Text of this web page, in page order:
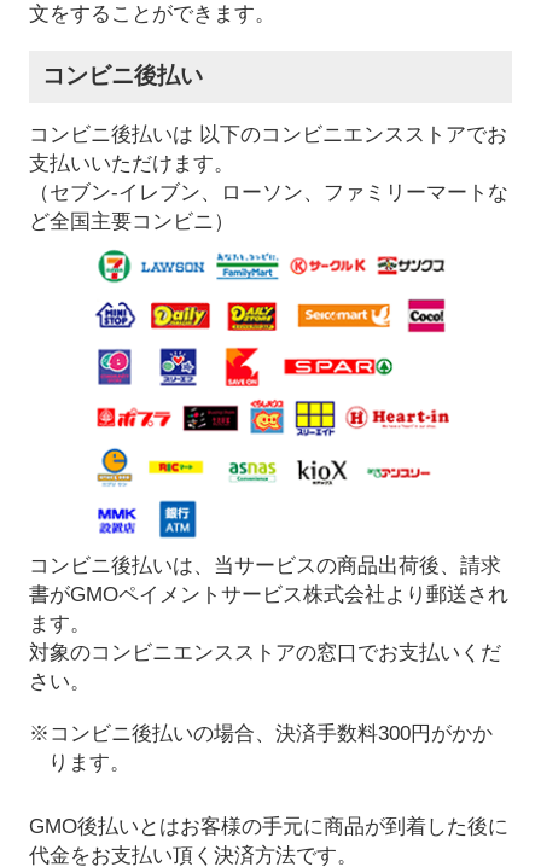
文をすることができます。
コンビニ後払い
コンビニ後払いは 以下のコンビニエンスストアでお
支払いいただけます。
（セブン-イレブン、ローソン、ファミリーマートな
ど全国主要コンビニ）
コンビニ後払いは、当サービスの商品出荷後、請求
書がGMOペイメントサービス株式会社より郵送され
ます。
対象のコンビニエンスストアの窓口でお支払いくだ
さい。
※コンビニ後払いの場合、決済手数料300円がかか
ります。
GMO後払いとはお客様の手元に商品が到着した後に
代金をお支払い頂く決済方法です。